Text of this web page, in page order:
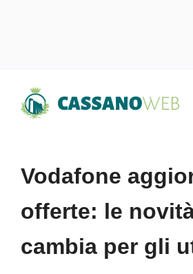
Vodafone
offerte: le
cambia per gli